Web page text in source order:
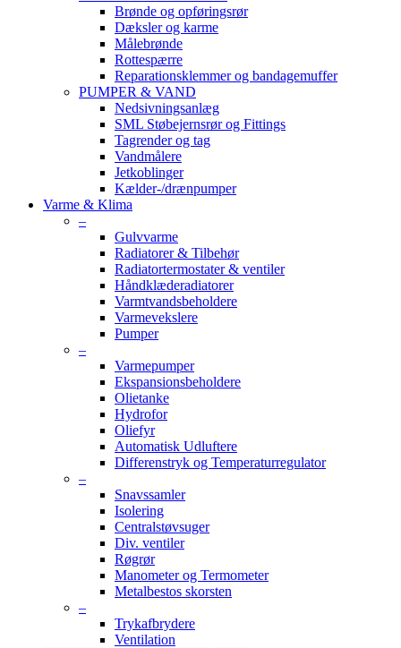
Brønde og opføringsrør
Dæksler og karme
Målebrønde
Rottespærre
Reparationsklemmer og bandagemuffer
PUMPER & VAND
Nedsivningsanlæg
SML Støbejernsrør og Fittings
Tagrender og tag
Vandmålere
Jetkoblinger
Kælder-/drænpumper
Varme & Klima
–
Gulvvarme
Radiatorer & Tilbehør
Radiatortermostater & ventiler
Håndklæderadiatorer
Varmtvandsbeholdere
Varmevekslere
Pumper
–
Varmepumper
Ekspansionsbeholdere
Olietanke
Hydrofor
Oliefyr
Automatisk Udluftere
Differenstryk og Temperaturregulator
–
Snavssamler
Isolering
Centralstøvsuger
Div. ventiler
Røgrør
Manometer og Termometer
Metalbestos skorsten
–
Trykafbrydere
Ventilation